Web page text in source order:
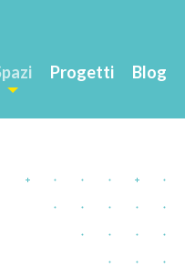
Progetti Blog